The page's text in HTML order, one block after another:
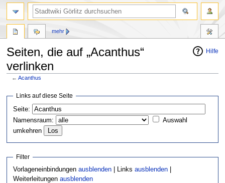
Hilfe
Seiten, die auf „Acanthus“
verlinken
←Acanthus
springen
springen
Links auf diese Seite
Seite:
Namensraum:
Auswahl
umkehren
Filter
Vorlageneinbindungenausblenden | Linksausblenden
Weiterleitungenausblenden
mehr